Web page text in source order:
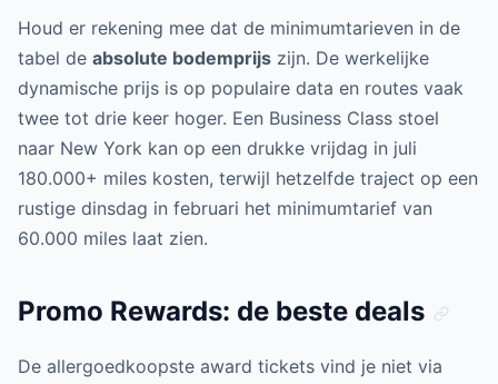
Houd er rekening mee dat de minimumtarieven in de
tabel de absolute bodemprijs zijn. De werkelijke
dynamische prijs is op populaire data en routes vaak
twee tot drie keer hoger. Een Business Class stoel
naar New York kan op een drukke vrijdag in juli
180.000+ miles kosten, terwijl hetzelfde traject op een
rustige dinsdag in februari het minimumtarief van
60.000 miles laat zien.
Promo Rewards: de beste deals
De allergoedkoopste award tickets vind je niet via